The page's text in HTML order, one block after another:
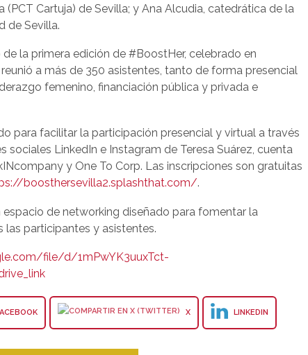
Cartuja) de Sevilla; y Ana Alcudia, catedrática de la
de Sevilla.
la primera edición de #BoostHer, celebrado en
a más de 350 asistentes, tanto de forma presencial
femenino, financiación pública y privada e
para facilitar la participación presencial y virtual a través
sociales LinkedIn e Instagram de Teresa Suárez, cuenta
y One To Corp. Las inscripciones son gratuitas
boosthersevilla2.splashthat.com/.
de networking diseñado para fomentar la
participantes y asistentes.
file/d/1mPwYK3uuxTct-
X LINKEDIN